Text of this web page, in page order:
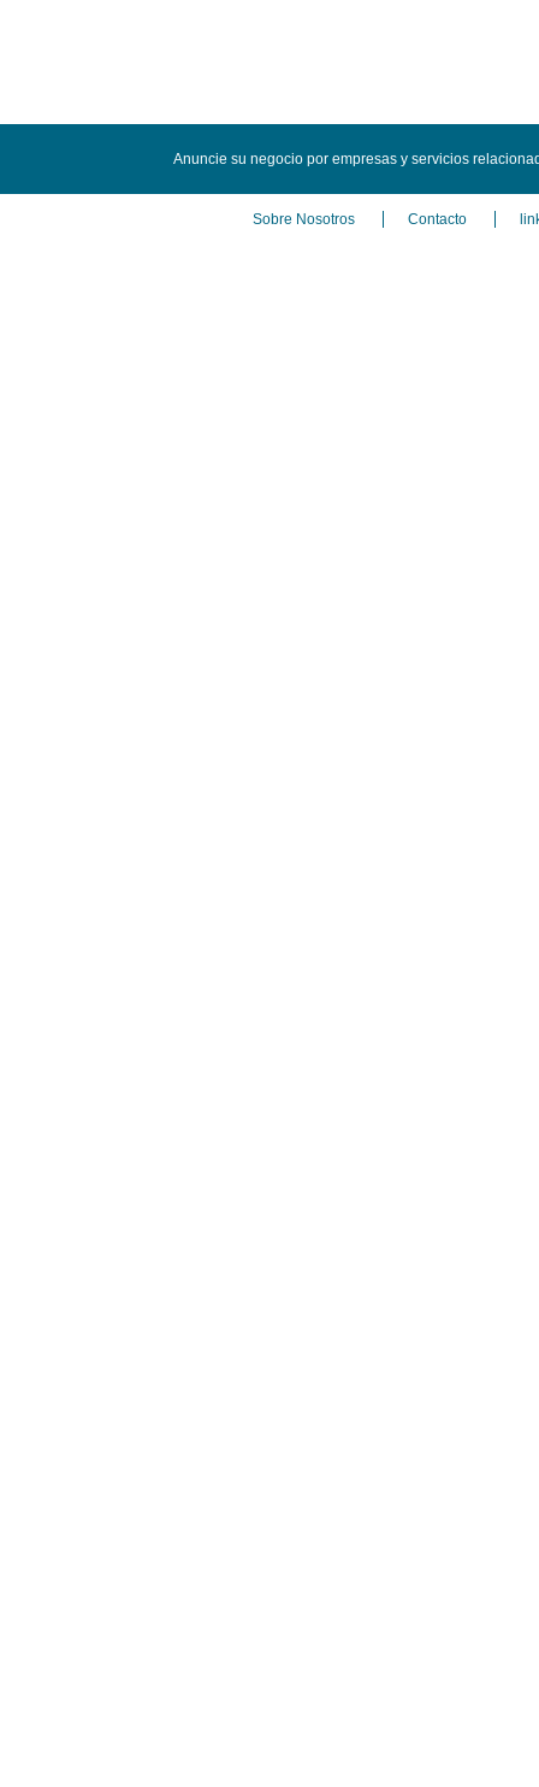
Anuncie su negocio por empresas y servicios
Sobre Nosotros Contacto